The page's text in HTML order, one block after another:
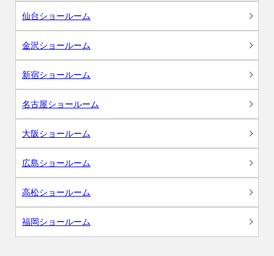
仙台ショールーム
金沢ショールーム
新宿ショールーム
名古屋ショールーム
大阪ショールーム
広島ショールーム
高松ショールーム
福岡ショールーム